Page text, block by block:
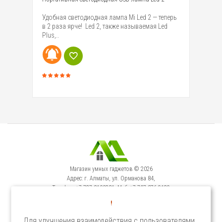
Удобная светодиодная лампа Mi Led 2 — теперь
в 2 раза ярче! Led 2, также называемая Led
Plus,..
Магазин умных гаджетов © 2026
Адрес: г. Алматы, ул. Орманова 84,
Телефон: +7-727-3100231, Моб: +7-707-376-9129
Сервисный Центр: г. Алматы, ул. Орманова 84.
!